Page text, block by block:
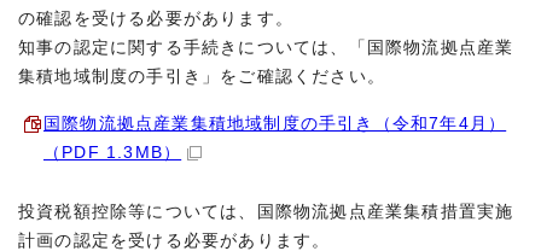
の確認を受ける必要があります。
知事の認定に関する手続きについては、「国際物流拠点産業
集積地域制度の手引き」をご確認ください。
国際物流拠点産業集積地域制度の手引き（令和7年4月）
（PDF 1.3MB）
投資税額控除等については、国際物流拠点産業集積措置実施
計画の認定を受ける必要があります。